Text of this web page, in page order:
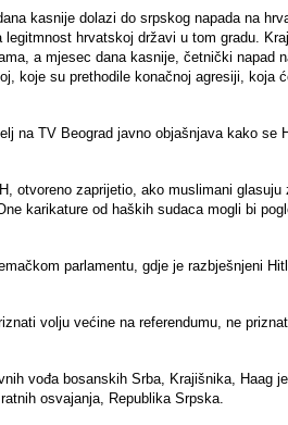
kasnije dolazi do srpskog napada na
hrvatskoj državi u tom gradu.
a mjesec dana kasnije, četnički napad
koje su prethodile konačnoj agresiji, koja
na TV Beograd javno objašnjava kako se
otvoreno zaprijetio, ako muslimani glasuju
karikature od haških sudaca mogli bi
parlamentu, gdje je razbješnjeni
volju većine na referendumu, ne
vođa bosanskih Srba, Krajišnika, Haag
osvajanja, Republika Srpska.